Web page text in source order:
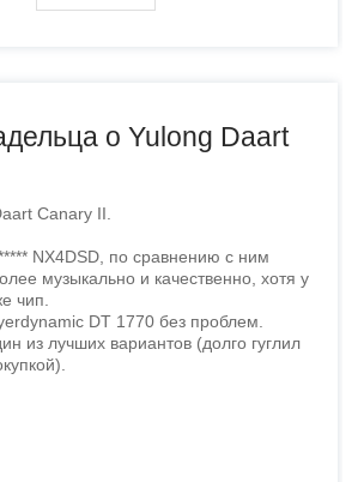
о Yulong Daart
Canary II.
NX4DSD, по сравнению с ним
музыкально и качественно, хотя у
чип.
DT 1770 без проблем.
из лучших вариантов (долго гуглил